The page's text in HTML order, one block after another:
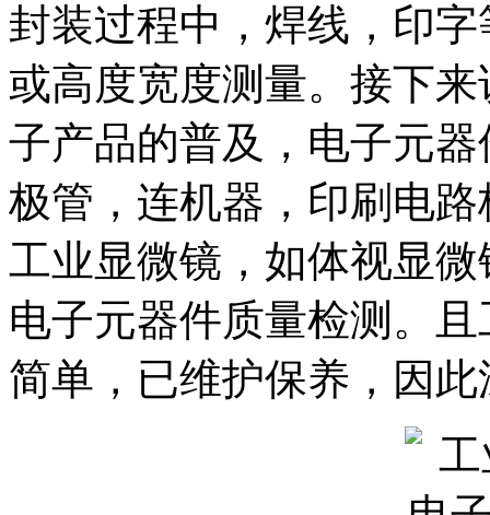
封装过程中，焊线，印
或高度宽度测量。接下
子产品的普及，电子元
极管，连机器，印刷电
工业显微镜，如体视显
电子元器件质量检测。
简单，已维护保养，因